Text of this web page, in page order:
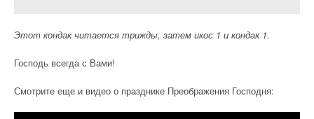
Этот кондак читается трижды, затем икос 1 и кондак 1.
Господь всегда с Вами!
Смотрите еще и видео о празднике Преображения Господня: